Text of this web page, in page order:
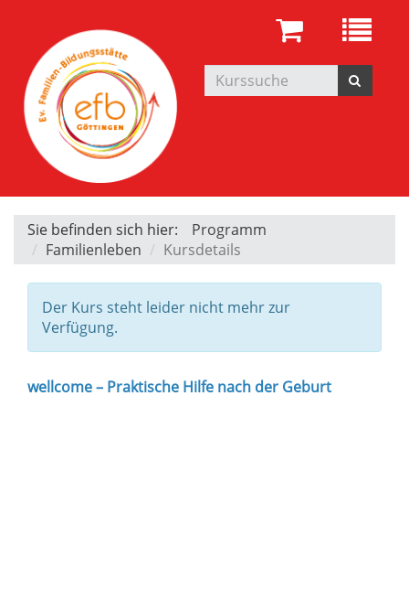
Sie befinden sich hier:
Programm
Familienleben
Kursdetails
Der Kurs steht leider nicht mehr zur
Verfügung.
wellcome – Praktische Hilfe nach der Geburt